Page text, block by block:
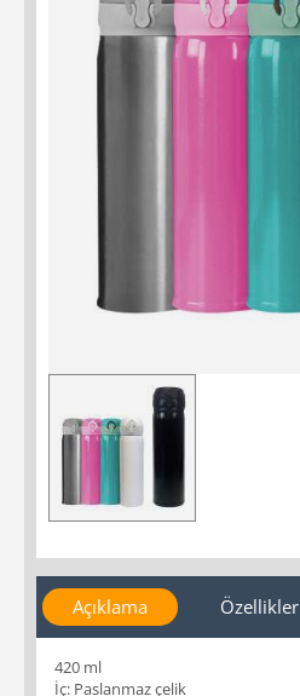
Açıklama Özellikler
420 ml
İç: Paslanmaz çelik